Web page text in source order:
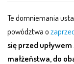
Te domniemania
powództwa o
się przed
małżeństwa, do